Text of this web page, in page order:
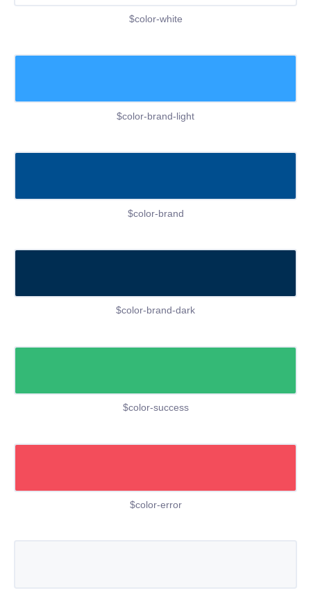
$color-white
$color-brand-light
$color-brand
$color-brand-dark
$color-success
$color-error